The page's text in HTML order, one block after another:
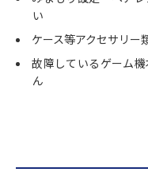
い
ケース等アクセサリー
故障しているゲーム
ん